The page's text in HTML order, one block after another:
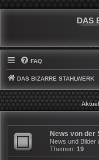
DAS
FAQ
DAS BIZARRE STAHLWERK
News von der
News und Bilder
Themen: 19